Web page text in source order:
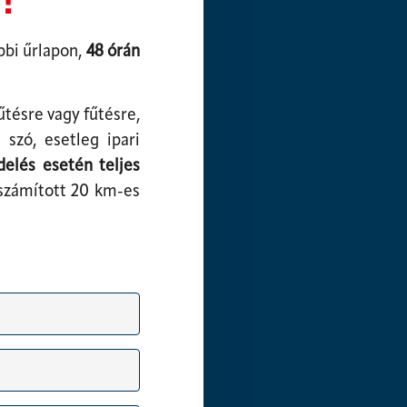
űrlapon, 48 órán
vagy fűtésre,
szó, esetleg ipari
esetén teljes
20 km-es